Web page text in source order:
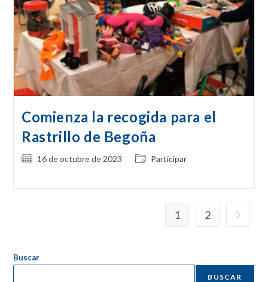
Comienza la recogida para el
Rastrillo de Begoña
Publicación
16 de octubre de 2023
Categoría
Participar
1 2 Ir a la
Buscar
BUSCAR